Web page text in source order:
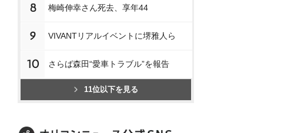
8 梅崎伸幸さん死去、享年44
9 VIVANTリアルイベントに堺雅人ら
10 さらば森田“愛車トラブル”を報告
11位以下を見る